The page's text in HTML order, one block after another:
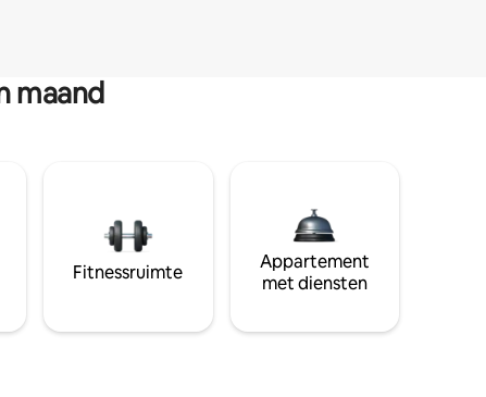
maand
Fitnessruimte
Appartement
met diensten